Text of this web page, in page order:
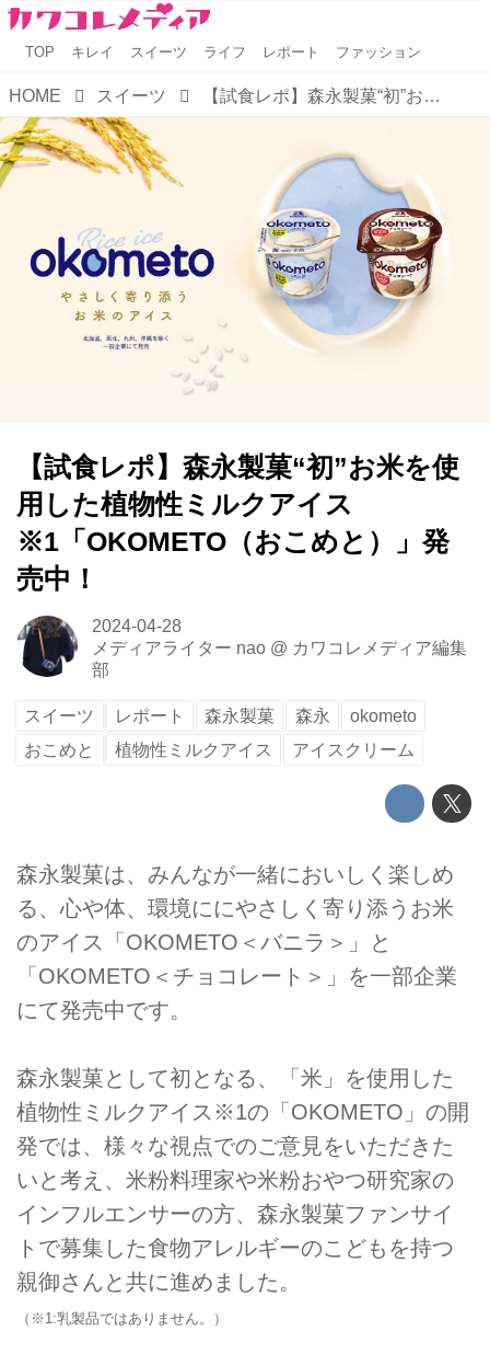
TOP キレイ スイーツ ライフ レポート ファッション
HOME スイーツ 【試食レポ】森永製菓“初”お米を使用した植物性ミルクアイス※1「OKOMETO（おこめと）」発売中！
【試食レポ】森永製菓“初”お米を使
用した植物性ミルクアイス
※1「OKOMETO（おこめと）」発
売中！
2024-04-28
メディアライター nao@ カワコレメディア編集
部
スイーツ レポート 森永製菓 森永
okometo
おこめと
植物性ミルクアイス アイスクリーム
森永製菓は、みんなが一緒においしく楽しめ
る、心や体、環境ににやさしく寄り添うお米
のアイス「OKOMETO＜バニラ＞」と
「OKOMETO＜チョコレート＞」を一部企業
にて発売中です。
森永製菓として初となる、「米」を使用した
植物性ミルクアイス※1の「OKOMETO」の開
発では、様々な視点でのご意見をいただきた
いと考え、米粉料理家や米粉おやつ研究家の
インフルエンサーの方、森永製菓ファンサイ
トで募集した食物アレルギーのこどもを持つ
親御さんと共に進めました。
（※1:乳製品ではありません。）